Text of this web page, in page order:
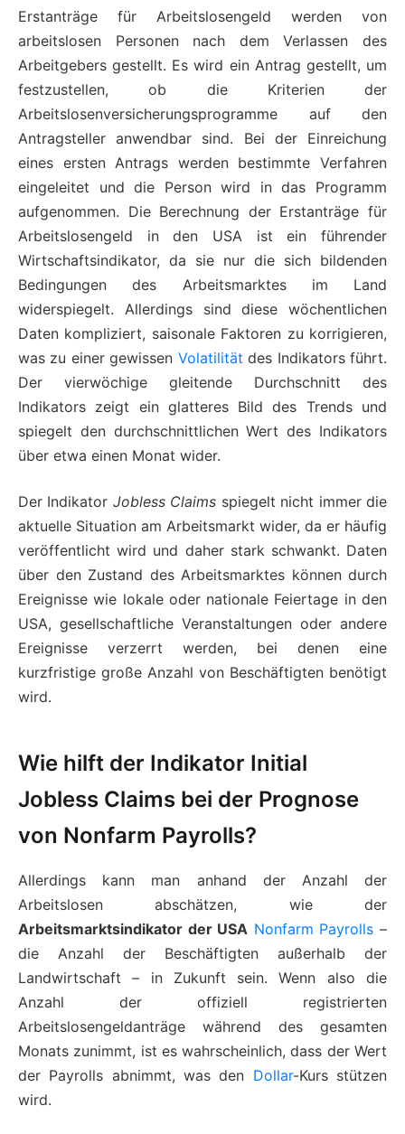
Erstanträge für Arbeitslosengeld werden von
arbeitslosen Personen nach dem Verlassen des
Arbeitgebers gestellt. Es wird ein Antrag gestellt, um
festzustellen, ob die Kriterien der
Arbeitslosenversicherungsprogramme auf den
Antragsteller anwendbar sind. Bei der Einreichung
eines ersten Antrags werden bestimmte Verfahren
eingeleitet und die Person wird in das Programm
aufgenommen. Die Berechnung der Erstanträge für
Arbeitslosengeld in den USA ist ein führender
Wirtschaftsindikator, da sie nur die sich bildenden
Bedingungen des Arbeitsmarktes im Land
widerspiegelt. Allerdings sind diese wöchentlichen
Daten kompliziert, saisonale Faktoren zu korrigieren,
was zu einer gewissen Volatilität des Indikators führt.
Der vierwöchige gleitende Durchschnitt des
Indikators zeigt ein glatteres Bild des Trends und
spiegelt den durchschnittlichen Wert des Indikators
über etwa einen Monat wider.
Der Indikator Jobless Claims spiegelt nicht immer die
aktuelle Situation am Arbeitsmarkt wider, da er häufig
veröffentlicht wird und daher stark schwankt. Daten
über den Zustand des Arbeitsmarktes können durch
Ereignisse wie lokale oder nationale Feiertage in den
USA, gesellschaftliche Veranstaltungen oder andere
Ereignisse verzerrt werden, bei denen eine
kurzfristige große Anzahl von Beschäftigten benötigt
wird.
Wie hilft der Indikator Initial
Jobless Claims bei der Prognose
von Nonfarm Payrolls?
Allerdings kann man anhand der Anzahl der
Arbeitslosen abschätzen, wie der
Arbeitsmarktsindikator der USA Nonfarm Payrolls –
die Anzahl der Beschäftigten außerhalb der
Landwirtschaft – in Zukunft sein. Wenn also die
Anzahl der offiziell registrierten
Arbeitslosengeldanträge während des gesamten
Monats zunimmt, ist es wahrscheinlich, dass der Wert
der Payrolls abnimmt, was den Dollar-Kurs stützen
wird.